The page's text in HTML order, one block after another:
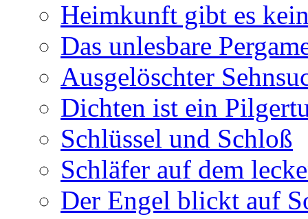
Heimkunft gibt es
Das unlesbare
Ausgelöschter
Dichten ist ein
Schlüssel und Schloß
Schläfer auf dem
Der Engel blickt auf